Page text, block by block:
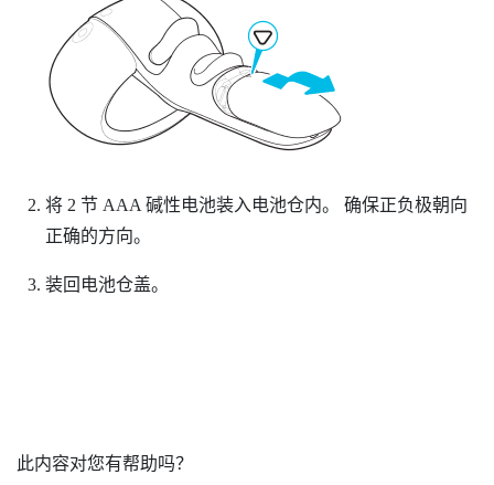
将 2 节 AAA 碱性电池装入电池仓内。 确保正负极朝向
正确的方向。
装回电池仓盖。
此内容对您有帮助吗？